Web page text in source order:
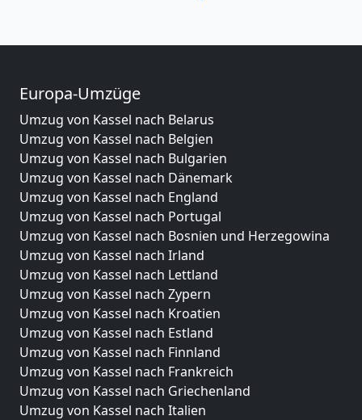
Europa-Umzüge
Umzug von Kassel nach Belarus
Umzug von Kassel nach Belgien
Umzug von Kassel nach Bulgarien
Umzug von Kassel nach Dänemark
Umzug von Kassel nach England
Umzug von Kassel nach Portugal
Umzug von Kassel nach Bosnien und Herzegowina
Umzug von Kassel nach Irland
Umzug von Kassel nach Lettland
Umzug von Kassel nach Zypern
Umzug von Kassel nach Kroatien
Umzug von Kassel nach Estland
Umzug von Kassel nach Finnland
Umzug von Kassel nach Frankreich
Umzug von Kassel nach Griechenland
Umzug von Kassel nach Italien